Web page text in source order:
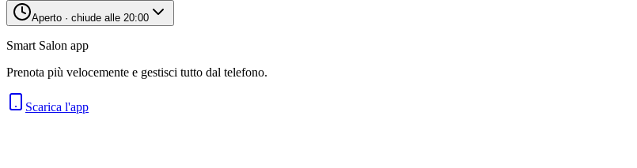
Aperto · chiude alle 20:00
Smart Salon app
Prenota più velocemente e gestisci tutto dal telefono.
Scarica l'app